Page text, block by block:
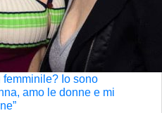
femminile? Io sono
amo le donne e mi